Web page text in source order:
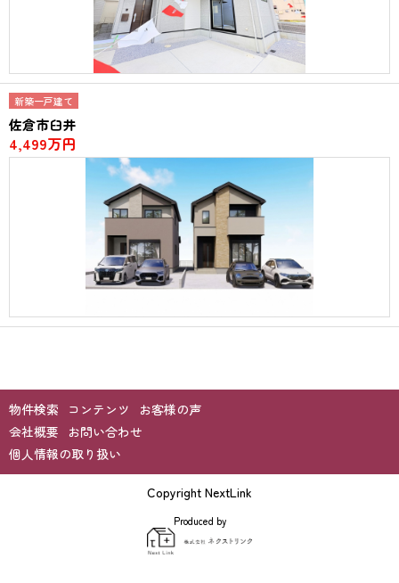
新築一戸建て
佐倉市臼井
4,499万円
物件検索 コンテンツ
お客様の声
会社概要
お問い合わせ
個人情報の取り扱い
Copyright NextLink
Produced by